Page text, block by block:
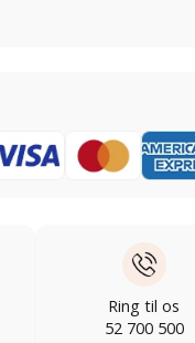
Ring til os
52 700 500